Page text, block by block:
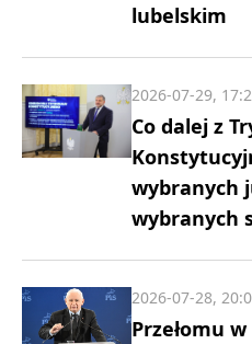
lubelskim
Co dalej z
wybranych
wybranych
2026-07-29,
Przełomu
2026-07-28,